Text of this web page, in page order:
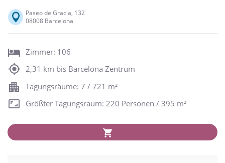
Paseo de Gracia, 132
08008 Barcelona
Zimmer: 106
2,31 km bis Barcelona Zentrum
Tagungsräume: 7 / 721 m²
Größter Tagungsraum: 220 Personen / 395 m²